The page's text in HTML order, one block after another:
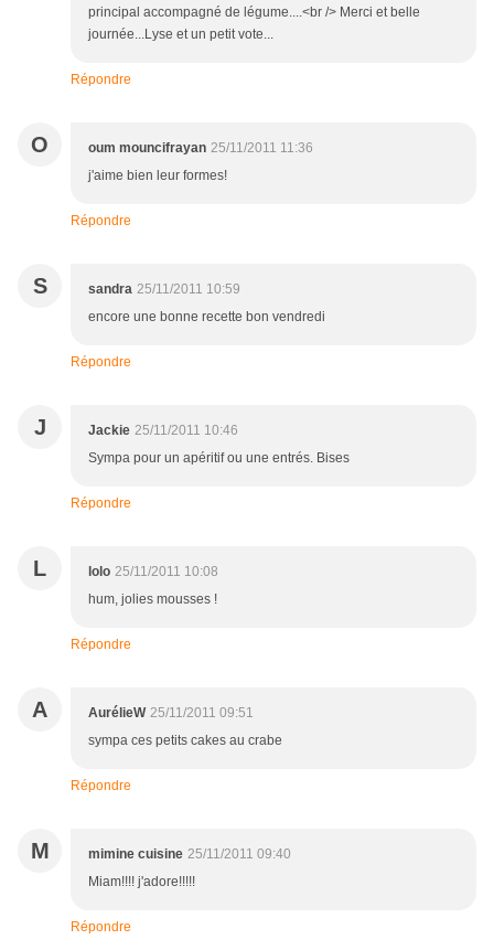
principal accompagné de légume....<br /> Merci et belle
journée...Lyse et un petit vote...
Répondre
O oum mouncifrayan 25/11/2011 11:36
j'aime bien leur formes!
Répondre
S sandra 25/11/2011 10:59
encore une bonne recette bon vendredi
Répondre
J Jackie 25/11/2011 10:46
Sympa pour un apéritif ou une entrés. Bises
Répondre
L lolo 25/11/2011 10:08
hum, jolies mousses !
Répondre
A AurélieW 25/11/2011 09:51
sympa ces petits cakes au crabe
Répondre
M mimine cuisine 25/11/2011 09:40
Miam!!!! j'adore!!!!!
Répondre